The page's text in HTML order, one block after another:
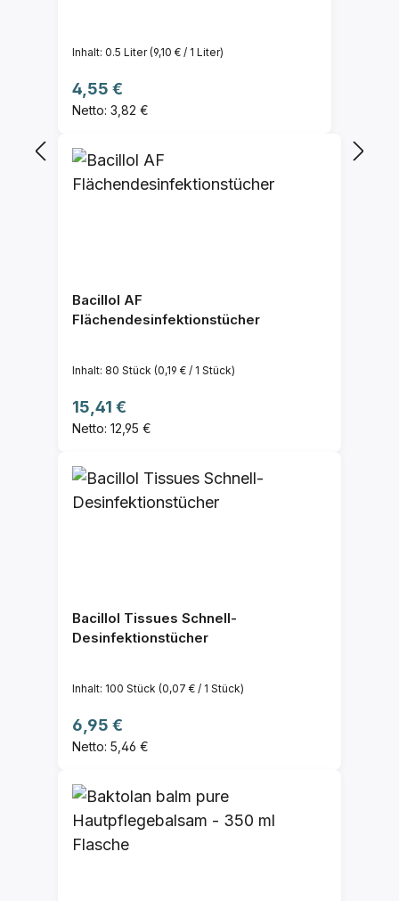
Inhalt: 0.5 Liter(9,10 € / 1 Liter)
Regulärer Preis:
4,55 €
Netto: 3,82 €
Bacillol AF
Flächendesinfektionstücher
Inhalt: 80 Stück (0,19 € / 1 Stück)
Regulärer Preis:
15,41 €
Netto: 12,95 €
Bacillol Tissues Schnell-
Desinfektionstücher
Inhalt: 100 Stück (0,07 € / 1 Stück)
Regulärer Preis:
6,95 €
Netto: 5,46 €